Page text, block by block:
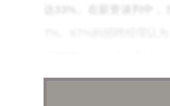
达33%。在薪资谈判中
薪酬将小幅上涨，部分
0%，自动驾驶领域算法